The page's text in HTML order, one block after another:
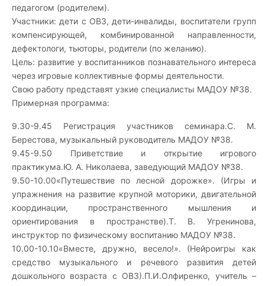
педагогом (родителем).
Участники: дети с ОВЗ, дети-инвалиды, воспитатели групп
компенсирующей, комбинированной направленности,
дефектологи, тьюторы, родители (по желанию).
Цель: развитие у воспитанников познавательного интереса
через игровые коллективные формы деятельности.
Свою работу представят узкие специалисты МАДОУ №38.
Примерная программа:
9.30-9.45 Регистрация участников семинара.С. М.
Берестова, музыкальный руководитель МАДОУ №38.
9.45-9.50 Приветствие и открытие игрового
практикума.Ю. А. Николаева, заведующий МАДОУ №38.
9.50-10.00«Путешествие по лесной дорожке». (Игры и
упражнения на развитие крупной моторики, двигательной
координации, пространственного мышления и
ориентирования в пространстве).Т. В. Угренинова,
инструктор по физическому воспитанию МАДОУ №38.
10.00-10.10«Вместе, дружно, весело!». (Нейроигры как
средство музыкального и речевого развития детей
дошкольного возраста с ОВЗ).П.И.Олфиренко, учитель –